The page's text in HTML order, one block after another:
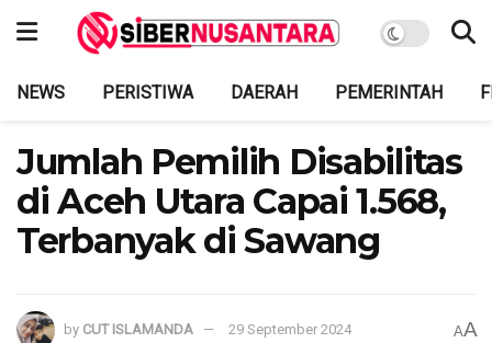
NEWS PERISTIWA DAERAH PEMERINTAH
Jumlah Pemilih Disabilitas
di Aceh Utara Capai 1.568,
Terbanyak di Sawang
by CUT ISLAMANDA 29 September 2024 AA